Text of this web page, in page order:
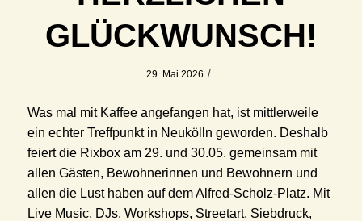
GLÜCKWUNSCH!
29. Mai 2026 /
Was mal mit Kaffee angefangen hat, ist mittlerweile
ein echter Treffpunkt in Neukölln geworden. Deshalb
feiert die Rixbox am 29. und 30.05. gemeinsam mit
allen Gästen, Bewohnerinnen und Bewohnern und
allen die Lust haben auf dem Alfred-Scholz-Platz. Mit
Live Music, DJs, Workshops, Streetart, Siebdruck,